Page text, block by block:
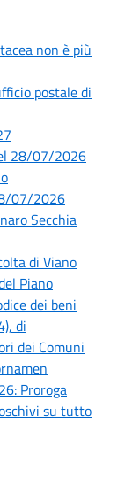
non è più
postale di
28/07/2026
07/2026
Secchia
di Viano
Piano
dei beni
di
dei Comuni
Proroga
su tutto